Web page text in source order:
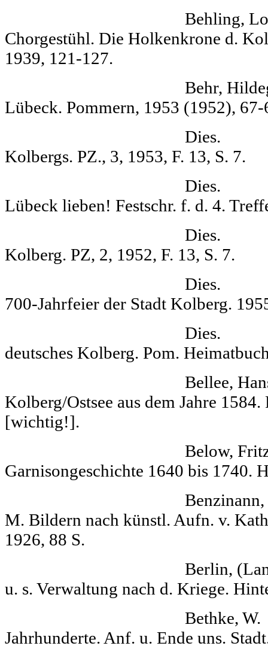
Behling,
Chorgestühl. Die Holkenkrone d.
1939, 121-127.
Behr, Hildegard
Lü­beck. Pommern, 1953 (1952), 67-
Dies.
Kolbergs. PZ., 3, 1953, F. 13, S. 7.
Dies. .. .
Lübeck lieben! Festschr. f. d. 4.
Dies. Max
Kolberg. PZ, 2, 1952, F. 13, S. 7.
Dies. 700
700-Jahrfeier der Stadt Kolberg.
Dies.
deutsches Kolberg. Pom.
Bellee, Hans
Kolberg/Ostsee aus dem Jahre
[wichtig!].
Below, Fritz
Garnisongeschichte 1640 bis 1740.
Benzinann, Hans
M. Bildern nach künstl. Aufn. v.
1926, 88 S.
Berlin, (Landrat)
u. s. Verwaltung nach d. Kriege.
Bethke, W.
Jahrhunderte. Anf. u. Ende uns.